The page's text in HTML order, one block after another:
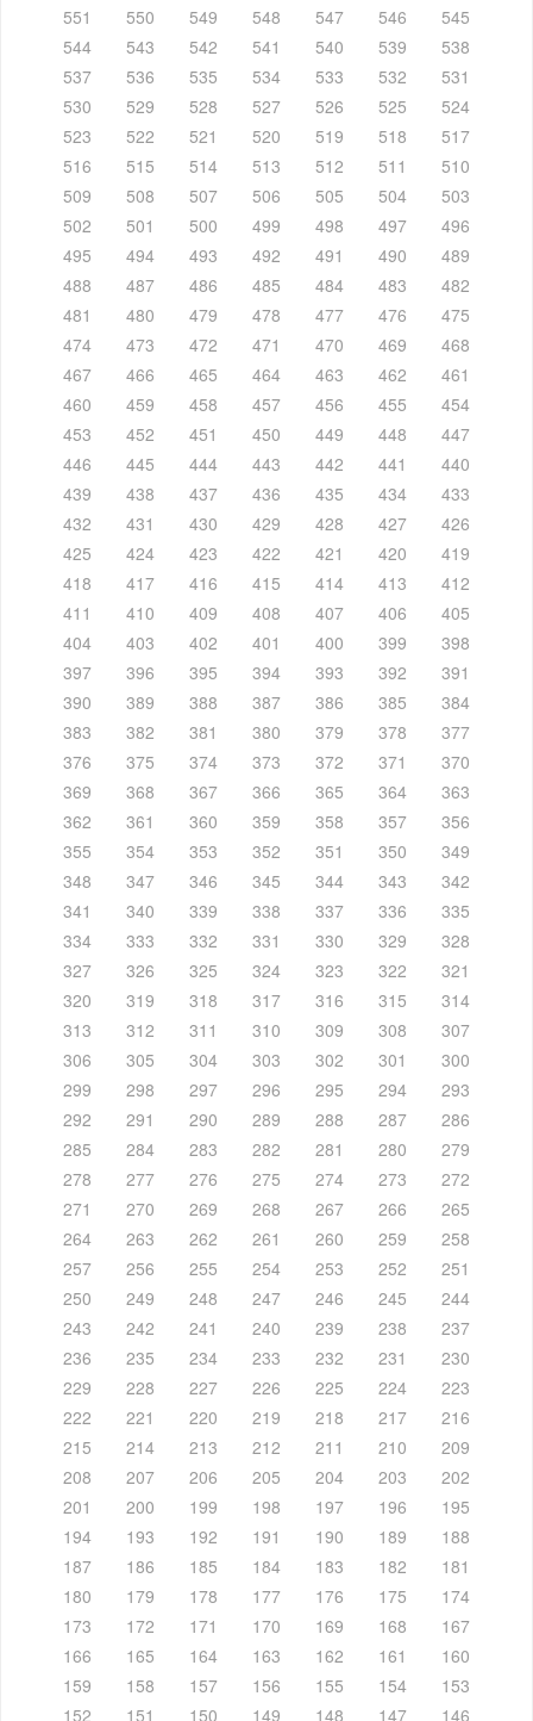
551
550 549 548 547 546
545
544
543 542 541 540 539
538
537
536 535 534 533 532
531
530
529 528 527 526 525
524
523
522 521 520 519 518
517
516
515 514 513 512 511
510
509
508 507 506 505 504
503
502
501 500 499 498 497
496
495
494 493 492 491 490
489
488
487 486 485 484 483
482
481
480 479 478 477 476
475
474
473 472 471 470 469
468
467
466 465 464 463 462
461
460
459 458 457 456 455
454
453
452 451 450 449 448
447
446
445 444 443 442 441
440
439
438 437 436 435 434
433
432
431 430 429 428 427
426
425
424 423 422 421 420
419
418
417 416 415 414 413
412
411
410 409 408 407 406
405
404
403 402 401 400 399
398
397
396 395 394 393 392
391
390
389 388 387 386 385
384
383
382 381 380 379 378
377
376
375 374 373 372 371
370
369
368 367 366 365 364
363
362
361 360 359 358 357
356
355
354 353 352 351 350
349
348
347 346 345 344 343
342
341
340 339 338 337 336
335
334
333 332 331 330 329
328
327
326 325 324 323 322
321
320
319 318 317 316 315
314
313
312 311 310 309 308
307
306
305 304 303 302 301
300
299
298 297 296 295 294
293
292
291 290 289 288 287
286
285
284 283 282 281 280
279
278
277 276 275 274 273
272
271
270 269 268 267 266
265
264
263 262 261 260 259
258
257
256 255 254 253 252
251
250
249 248 247 246 245
244
243
242 241 240 239 238
237
236
235 234 233 232 231
230
229
228 227 226 225 224
223
222
221 220 219 218 217
216
215
214 213 212 211 210
209
208
207 206 205 204 203
202
201
200 199 198 197 196
195
194
193 192 191 190 189
188
187
186 185 184 183 182
181
180
179 178 177 176 175
174
173
172 171 170 169 168
167
166
165 164 163 162 161
160
159
158 157 156 155 154
153
152
151 150 149 148 147 146